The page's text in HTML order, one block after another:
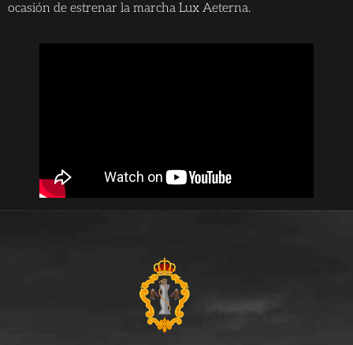
ocasión de estrenar la marcha Lux Aeterna.